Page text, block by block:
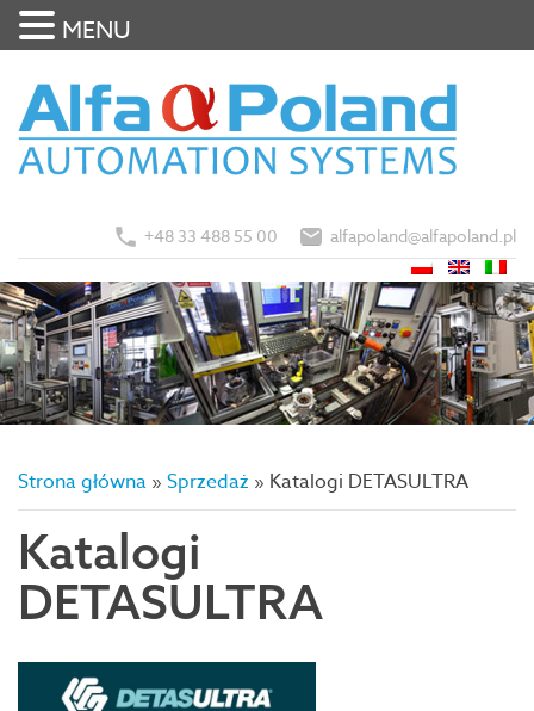
+48 33 488 55 00 alfapoland@alfapoland.pl
Strona główna » Sprzedaż » Katalogi DETASULTRA
Katalogi
DETASULTRA
MENU